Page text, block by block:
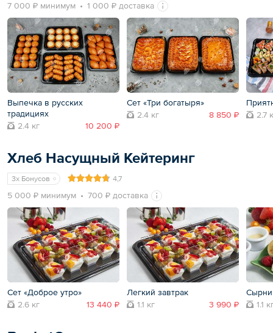
7 000 ₽ минимум 1 000 ₽ доставка
Выпечка в русских
традициях
2.4 кг
10 200 ₽
Сет «Три богатыря»
2.4 кг
8 850 ₽
2.7
Хлеб Насущный Кейтеринг
3x Бонусов 4,7
5 000 ₽ минимум 700 ₽ доставка
Сет «Доброе утро»
2.6 кг
13 440 ₽
Легкий завтрак
1.1 кг
3 990 ₽
1.1